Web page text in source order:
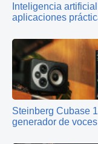
Inteligencia
aplicaciones
Steinberg Cubase
generador de